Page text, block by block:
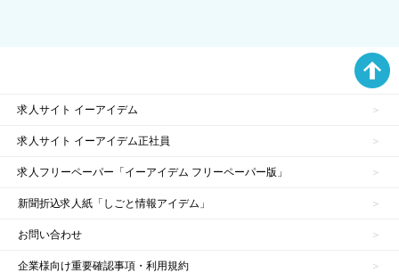
求人サイト イーアイデム
求人サイト イーアイデム正社員
求人フリーペーパー「イーアイデム フリーペーパー版」
新聞折込求人紙「しごと情報アイデム」
お問い合わせ
企業様向け重要確認事項・利用規約